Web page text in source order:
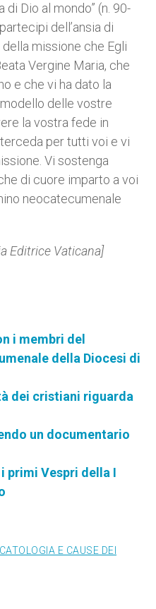
di Dio al mondo” (n. 90-
dell’ansia di
missione che Egli
Vergine Maria, che
e che vi ha dato la
delle vostre
la vostra fede in
per tutti voi e vi
Vi sostenga
di cuore imparto a voi
neocatecumenale
Editrice Vaticana]
i membri del
della Diocesi di
dei cristiani riguarda
un documentario
primi Vespri della I
E CAUSE DEI